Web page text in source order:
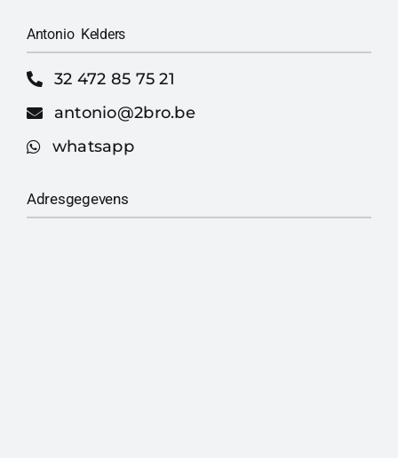
Antonio Kelders
32 472 85 75 21
antonio@2bro.be
whatsapp
Adresgegevens